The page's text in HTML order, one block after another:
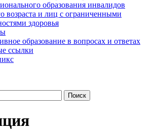
образования инвалидов
возраста и лиц с ограниченными
здоровья
образование в вопросах и ответах
ссылки